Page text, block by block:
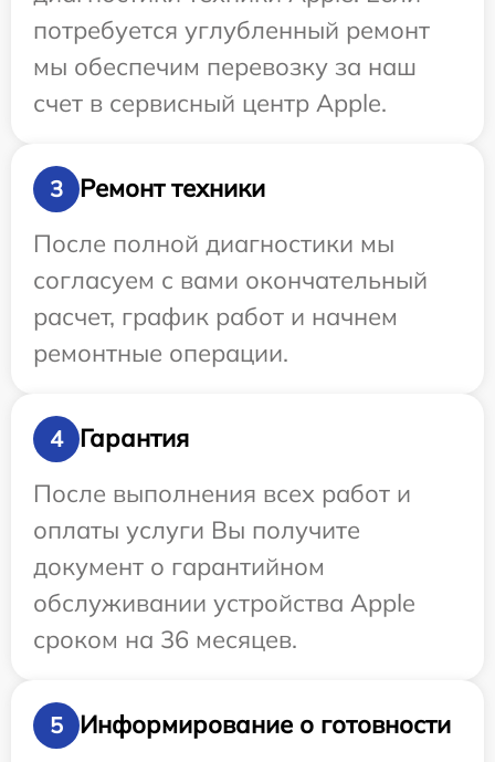
потребуется углубленный ремонт
мы обеспечим перевозку за наш
счет в сервисный центр Apple.
3
Ремонт техники
После полной диагностики мы
согласуем с вами окончательный
расчет, график работ и начнем
ремонтные операции.
4
Гарантия
После выполнения всех работ и
оплаты услуги Вы получите
документ о гарантийном
обслуживании устройства Apple
сроком на 36 месяцев.
5
Информирование о готовности